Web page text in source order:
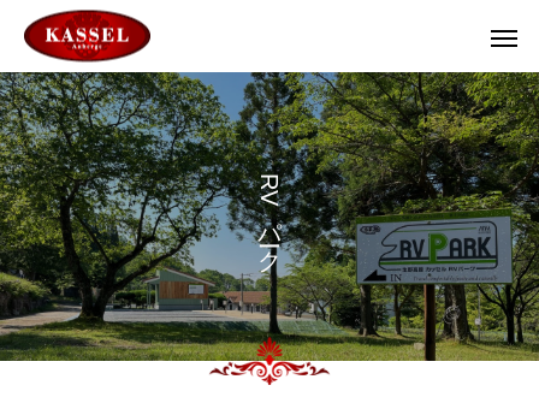
R
V
パ
ク